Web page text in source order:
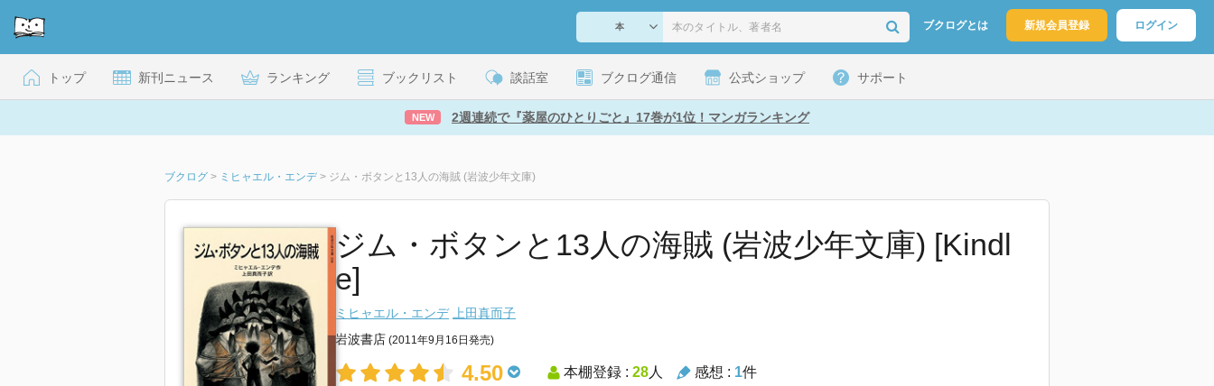
ブクログとは 新規会員登録 ログイン
トップ 新刊ニュース ランキング ブックリスト 談話室 ブクログ通信 公式ショップ サポート
NEW 2週連続で『薬屋のひとりごと』17巻が1位！マンガランキング
ブクログ > ミヒャエル・エンデ > ジム・ボタンと13人の海賊 (岩波少年文庫)
ジム・ボタンと13人の海賊 (岩波少年文庫) [Kindl
e]
ミヒャエル・エンデ
上田真而子
岩波書店 (2011年9月16日発売)
4.50 本棚登録 : 28人 感想 : 1件